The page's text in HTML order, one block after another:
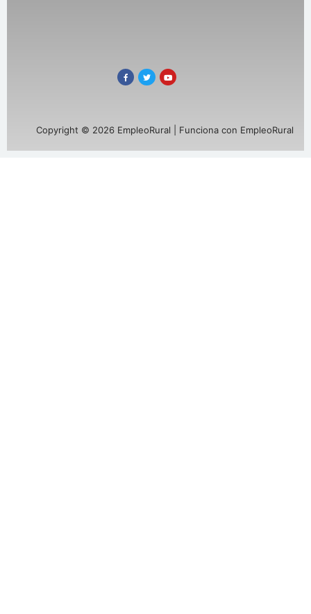
Copyright © 2026 EmpleoRural | Funciona con EmpleoRural